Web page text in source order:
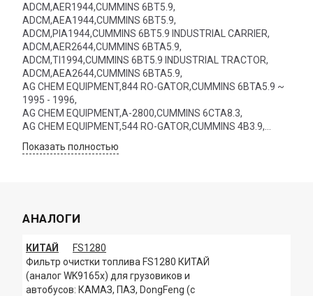
ADCM,AER1944,CUMMINS 6BT5.9,
ADCM,AEA1944,CUMMINS 6BT5.9,
ADCM,PIA1944,CUMMINS 6BT5.9 INDUSTRIAL CARRIER,
ADCM,AER2644,CUMMINS 6BTA5.9,
ADCM,TI1994,CUMMINS 6BT5.9 INDUSTRIAL TRACTOR,
ADCM,AEA2644,CUMMINS 6BTA5.9,
AG CHEM EQUIPMENT,844 RO-GATOR,CUMMINS 6BTA5.9 ~
1995 - 1996,
AG CHEM EQUIPMENT,A-2800,CUMMINS 6CTA8.3,
AG CHEM EQUIPMENT,544 RO-GATOR,CUMMINS 4B3.9,
AG CHEM EQUIPMENT,854 RO-GATOR,CUMMINS 6BTA5.9 ~
AG CHEM EQUIPMENT,004,CUMMINS 6CTA8.3,
AG CHEM EQUIPMENT,1803,CUMMINS 6CTA8.3,
AG CHEM EQUIPMENT,663 RO-GATOR,CUMMINS 6BTA5.9,
AG CHEM EQUIPMENT,554 RO-GATOR,CUMMINS 6BT5.9,
AG CHEM EQUIPMENT,200
Показать полностью
АНАЛОГИ
КИТАЙ
FS1280
Фильтр очистки топлива FS1280 КИТАЙ
(аналог WK9165x) для грузовиков и
автобусов: КАМАЗ, ПАЗ, DongFeng (с